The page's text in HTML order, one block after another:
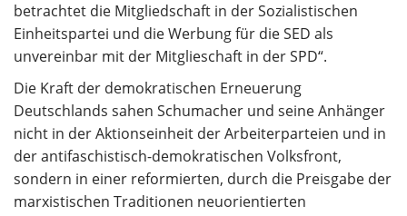
betrachtet die Mitgliedschaft in der Sozialistischen
Einheitspartei und die Werbung für die SED als
unvereinbar mit der Mitglieschaft in der SPD“.
Die Kraft der demokratischen Erneuerung
Deutschlands sahen Schumacher und seine Anhänger
nicht in der Aktionseinheit der Arbeiterparteien und in
der antifaschistisch-demokratischen Volksfront,
sondern in einer reformierten, durch die Preisgabe der
marxistischen Traditionen neuorientierten